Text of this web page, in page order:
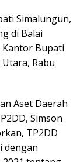
Simalungun,
di Balai
Kantor Bupati
Rabu
Aset Daerah
Simson
TP2DD
dengan